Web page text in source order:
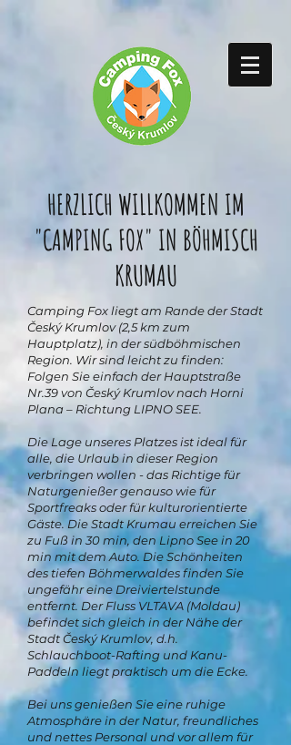
HERZLICH WILLKOMMEN IM
"CAMPING FOX" IN BÖHMISCH
KRUMAU
Camping Fox liegt am Rande der Stadt
Český Krumlov (2,5 km zum
Hauptplatz), in der südböhmischen
Region. Wir sind leicht zu finden:
Folgen Sie einfach der Hauptstraße
Nr.39 von Český Krumlov nach Horni
Plana – Richtung LIPNO SEE.
Die Lage unseres Platzes ist ideal für
alle, die Urlaub in dieser Region
verbringen wollen - das Richtige für
Naturgenießer genauso wie für
Sportfreaks oder für kulturorientierte
Gäste. Die Stadt Krumau erreichen Sie
zu Fuß in 30 min, den Lipno See in 20
min mit dem Auto. Die Schönheiten
des tiefen Böhmerwaldes finden Sie
ungefähr eine Dreiviertelstunde
entfernt. Der Fluss VLTAVA (Moldau)
befindet sich gleich in der Nähe der
Stadt Český Krumlov, d.h.
Schlauchboot-Rafting und Kanu-
Paddeln liegt praktisch um die Ecke.
Bei uns genießen Sie eine ruhige
Atmosphäre in der Natur, freundliches
und nettes Personal und vor allem für